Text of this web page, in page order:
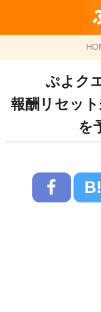
ぷよク
報酬リセッ
を
B!